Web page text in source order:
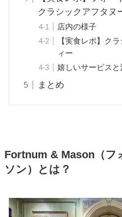
クラシックアフタヌ
店内の様子
【実食レポ】ク
ィー
嬉しいサービスと
まとめ
Fortnum & Mason（フ
ソン）とは？